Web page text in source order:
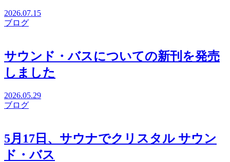
2026.07.15
ブログ
サウンド・バスについての新刊を発売
しました
2026.05.29
ブログ
5月17日、サウナでクリスタル サウン
ド・バス